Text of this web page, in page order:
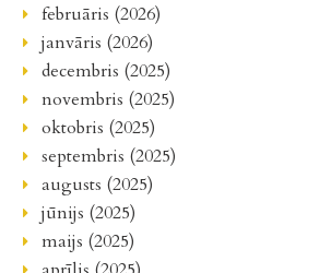
februāris (2026)
janvāris (2026)
decembris (2025)
novembris (2025)
oktobris (2025)
septembris (2025)
augusts (2025)
jūnijs (2025)
maijs (2025)